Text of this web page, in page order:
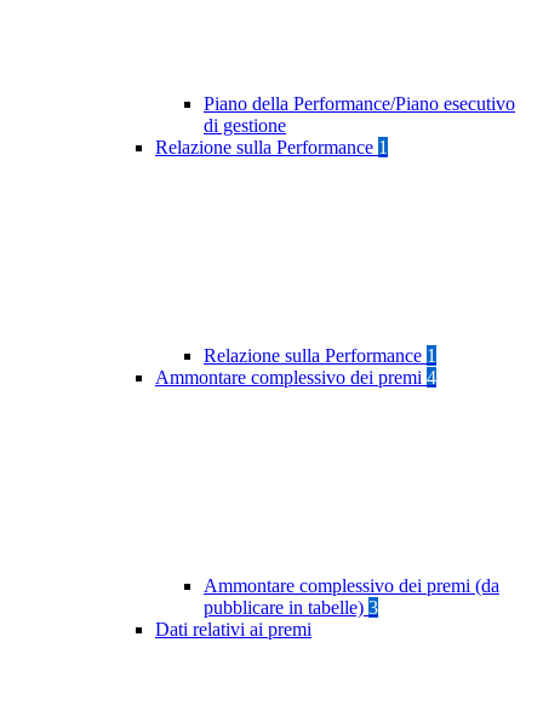
Piano della Performance/Piano esecutivo
di gestione
Relazione sulla Performance 1
Relazione sulla Performance 1
Ammontare complessivo dei premi 4
Ammontare complessivo dei premi (da
pubblicare in tabelle) 3
Dati relativi ai premi